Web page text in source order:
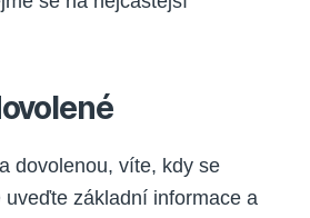
dovolenou, víte, kdy se
základní informace a